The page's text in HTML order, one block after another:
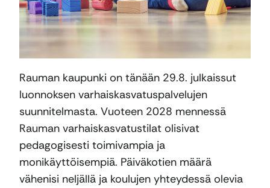
Rauman kaupunki on tänään 29.8. julkaissut
luonnoksen varhaiskasvatuspalvelujen
suunnitelmasta. Vuoteen 2028 mennessä
Rauman varhaiskasvatustilat olisivat
pedagogisesti toimivampia ja
monikäyttöisempiä. Päiväkotien määrä
vähenisi neljällä ja koulujen yhteydessä olevia